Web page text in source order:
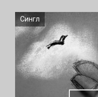
Сингл